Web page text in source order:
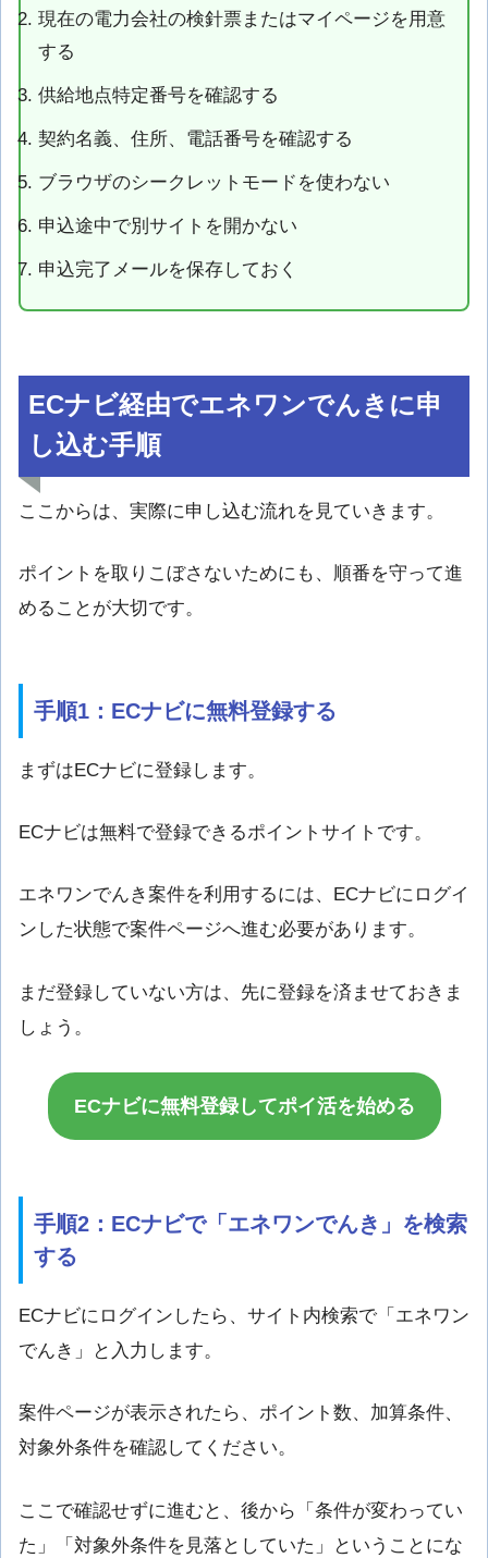
現在の電力会社の検針票またはマイページを用意
する
供給地点特定番号を確認する
契約名義、住所、電話番号を確認する
ブラウザのシークレットモードを使わない
申込途中で別サイトを開かない
申込完了メールを保存しておく
ECナビ経由でエネワンでんきに申
し込む手順
ここからは、実際に申し込む流れを見ていきます。
ポイントを取りこぼさないためにも、順番を守って進
めることが大切です。
手順1：ECナビに無料登録する
まずはECナビに登録します。
ECナビは無料で登録できるポイントサイトです。
エネワンでんき案件を利用するには、ECナビにログイ
ンした状態で案件ページへ進む必要があります。
まだ登録していない方は、先に登録を済ませておきま
しょう。
ECナビに無料登録してポイ活を始める
手順2：ECナビで「エネワンでんき」を検索
する
ECナビにログインしたら、サイト内検索で「エネワン
でんき」と入力します。
案件ページが表示されたら、ポイント数、加算条件、
対象外条件を確認してください。
ここで確認せずに進むと、後から「条件が変わってい
た」「対象外条件を見落としていた」ということにな